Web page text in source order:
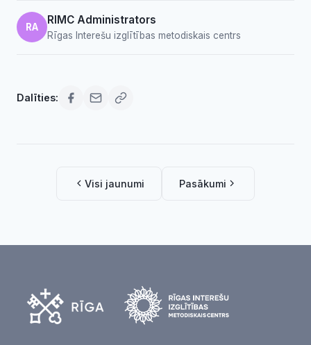
RA
RIMC Administrators
Rīgas Interešu izglītības metodiskais centrs
Dalīties:
Visi jaunumi Pasākumi